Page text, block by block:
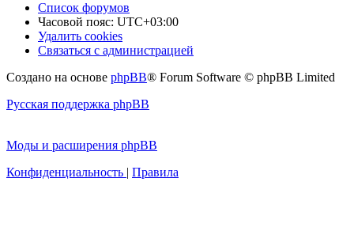
Список форумов
Часовой пояс: UTC+03:00
Удалить cookies
Связаться с администрацией
Создано на основе phpBB® Forum Software © phpBB Limited
Русская поддержка phpBB
Моды и расширения phpBB
Конфиденциальность | Правила